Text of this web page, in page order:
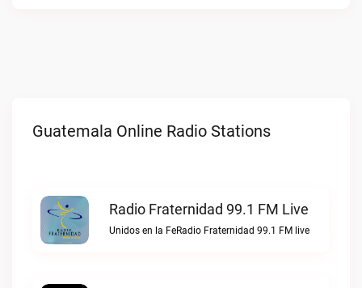
Guatemala Online Radio Stations
Radio Fraternidad 99.1 FM Live
Unidos en la FeRadio Fraternidad 99.1 FM live